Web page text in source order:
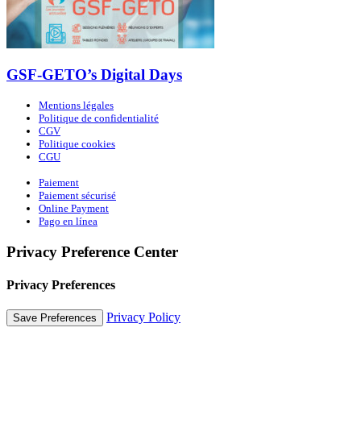
GSF-GETO’s Digital Days
Mentions légales
Politique de confidentialité
CGV
Politique cookies
CGU
Paiement
Paiement sécurisé
Online Payment
Pago en línea
Privacy Preference Center
Privacy Preferences
Privacy Policy